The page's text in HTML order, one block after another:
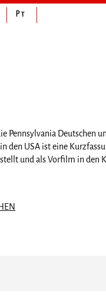
Pennsylvania Deutschen
den USA ist eine
und als Vorfilm in den